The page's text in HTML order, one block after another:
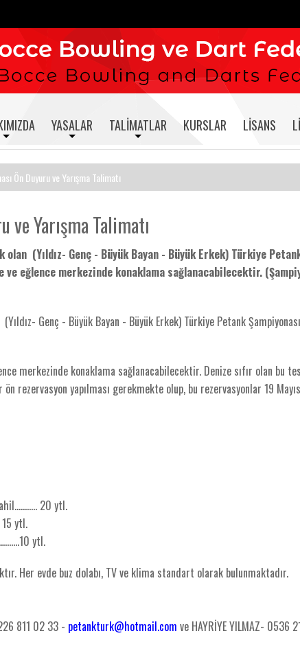
YASALAR TALIMATLAR KURSLAR LISANS
Ön Duyuru ve Yarışma Talimatı
ve Yarışma Talimatı
(Yıldız- Genç - Büyük Bayan - Büyük Erkek) Türkiye
ve eğlence merkezinde konaklama sağlanacabilecektir.
Genç - Büyük Bayan - Büyük Erkek) Türkiye Petank Şampiyonası
merkezinde konaklama sağlanacabilecektir. Denize sıfır olan bu
rezervasyon yapılması gerekmekte olup, bu rezervasyonlar 19
20 ytl.
15 ytl.
ytl.
Her evde buz dolabı, TV ve klima standart olarak bulunmaktadır.
811 02 33 - petankturk@hotmail.com ve HAYRİYE YILMAZ- 0536